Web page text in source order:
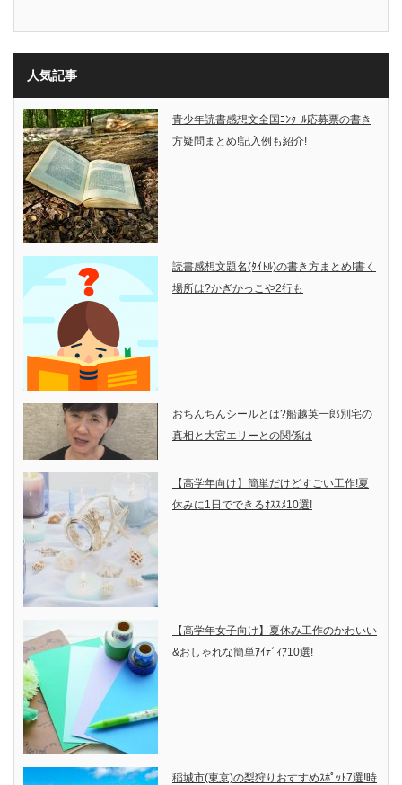
人気記事
青少年読書感想文全国ｺﾝｸｰﾙ応募票の書き
方疑問まとめ!記入例も紹介!
読書感想文題名(ﾀｲﾄﾙ)の書き方まとめ!書く
場所は?かぎかっこや2行も
おちんちんシールとは?船越英一郎別宅の
真相と大宮エリーとの関係は
【高学年向け】簡単だけどすごい工作!夏
休みに1日でできるｵｽｽﾒ10選!
【高学年女子向け】夏休み工作のかわいい
&おしゃれな簡単ｱｲﾃﾞｨｱ10選!
稲城市(東京)の梨狩りおすすめｽﾎﾟｯﾄ7選!時